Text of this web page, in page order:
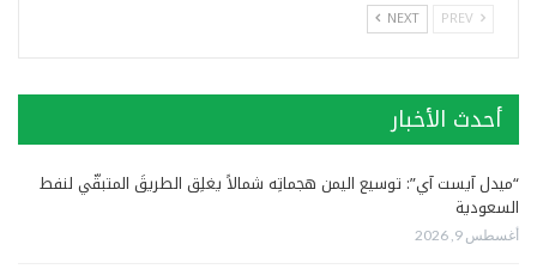
NEXT
أحدث الأخبار
“ميدل آيست آي”: توسيع اليمن هجماتِه شمالاً يغلِق الطريقَ المتبقّي لنفط
السعودية
أغسطس 9, 2026